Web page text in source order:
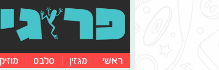
ראשי מגזין סלבס